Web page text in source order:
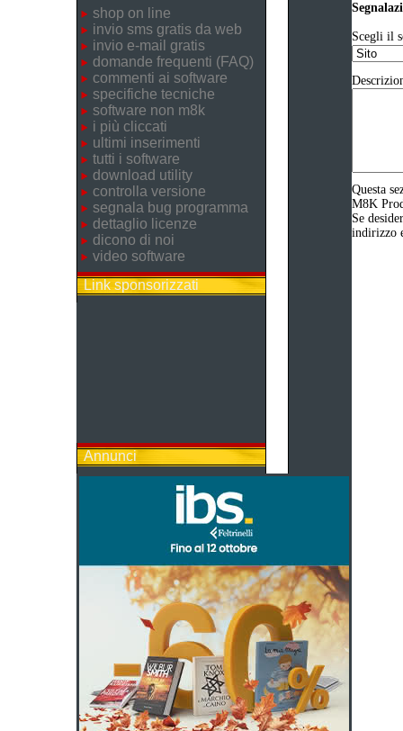
shop on line
invio sms gratis da web
invio e-mail gratis
domande frequenti (FAQ)
commenti ai software
specifiche tecniche
software non m8k
i più cliccati
ultimi inserimenti
tutti i software
download utility
controlla versione
segnala bug programma
dettaglio licenze
dicono di noi
video software
Link sponsorizzati
Annunci
Scegli il
Questa
M8K
Se
indirizzo